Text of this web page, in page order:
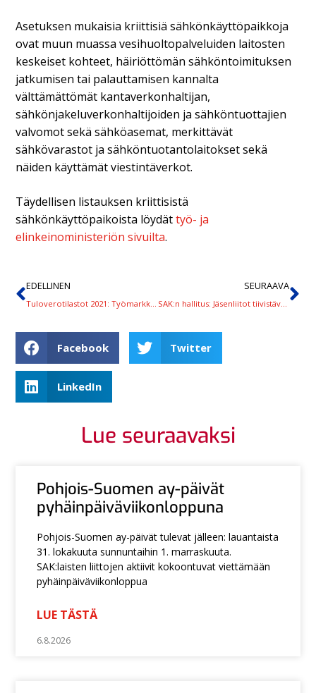
Asetuksen mukaisia kriittisiä sähkönkäyttöpaikkoja
ovat muun muassa vesihuoltopalveluiden laitosten
keskeiset kohteet, häiriöttömän sähköntoimituksen
jatkumisen tai palauttamisen kannalta
välttämättömät kantaverkonhaltijan,
sähkönjakeluverkonhaltijoiden ja sähköntuottajien
valvomot sekä sähköasemat, merkittävät
sähkövarastot ja sähköntuotantolaitokset sekä
näiden käyttämät viestintäverkot.
Täydellisen listauksen kriittisistä
sähkönkäyttöpaikoista löydättyö- ja
elinkeinoministeriön sivuilta.
EDELLINEN SEURAAVA
SAK:n hallitus: Jäsenliitot tiivistävät toimiaan neuvottelujen edistämiseksi
Facebook Twitter
LinkedIn
Lue seuraavaksi
Pohjois-Suomen ay-päivät
pyhäinpäiväviikonloppuna
Pohjois-Suomen ay-päivät tulevat jälleen: lauantaista
31. lokakuuta sunnuntaihin 1. marraskuuta.
SAK:laisten liittojen aktiivit kokoontuvat viettämään
pyhäinpäiväviikonloppua
LUE TÄSTÄ
6.8.2026